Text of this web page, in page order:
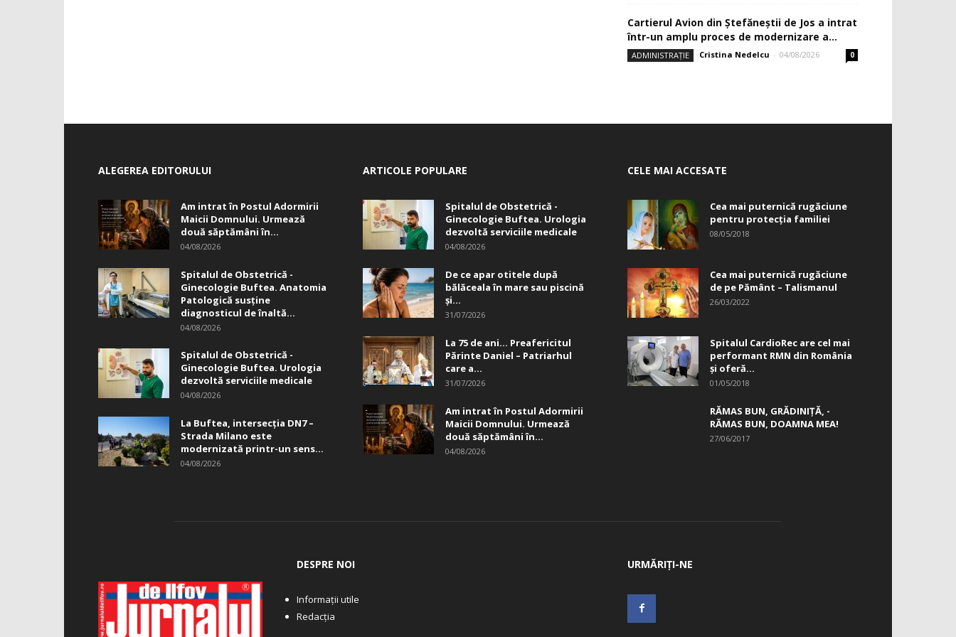
Cartierul Avion din Ştefăneştii de Jos a intrat
într-un amplu proces de modernizare a...
ADMINISTRAȚIE Cristina Nedelcu - 04/08/2026 0
ALEGEREA EDITORULUI
Am intrat în Postul Adormirii
Maicii Domnului. Urmează
două săptămâni în...
04/08/2026
Spitalul de Obstetrică -
Ginecologie Buftea. Anatomia
Patologică susţine
diagnosticul de înaltă...
04/08/2026
Spitalul de Obstetrică -
Ginecologie Buftea. Urologia
dezvoltă serviciile medicale
04/08/2026
La Buftea, intersecţia DN7 –
Strada Milano este
modernizată printr-un sens...
04/08/2026
ARTICOLE POPULARE
Spitalul de Obstetrică -
Ginecologie Buftea. Urologia
dezvoltă serviciile medicale
04/08/2026
De ce apar otitele după
bălăceala în mare sau piscină
și...
31/07/2026
La 75 de ani… Preafericitul
Părinte Daniel – Patriarhul
care a...
31/07/2026
Am intrat în Postul Adormirii
Maicii Domnului. Urmează
două săptămâni în...
04/08/2026
CELE MAI ACCESATE
Cea mai puternică rugăciune
pentru protecția familiei
08/05/2018
Cea mai puternică rugăciune
de pe Pământ – Talismanul
26/03/2022
Spitalul CardioRec are cel mai
performant RMN din România
și oferă...
01/05/2018
RĂMAS BUN, GRĂDINIŢĂ, ­
RĂMAS BUN, DOAMNA MEA!
27/06/2017
DESPRE NOI
Informații utile
Redacția
URMĂRIȚI-NE